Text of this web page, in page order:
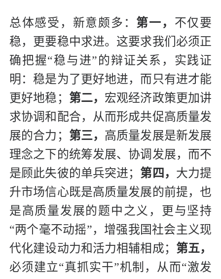
总体感受，新意颇多： 第一， 不仅要
稳，更要稳中求进。这要求我们必须正
确把握“稳与进”的辩证关系，实践证
明：稳是为了更好地进，而只有进才能
更好地稳； 第二， 宏观经济政策更加讲
求协调和配合，从而形成共促高质量发
展的合力； 第三， 高质量发展是新发展
理念之下的统筹发展、协调发展，而不
是顾此失彼的单兵突进； 第四， 大力提
升市场信心既是高质量发展的前提，也
是高质量发展的题中之义，更与坚持
“两个毫不动摇”，增强我国社会主义现
代化建设动力和活力相辅相成； 第五，
必须建立“真抓实干”机制，从而“激发